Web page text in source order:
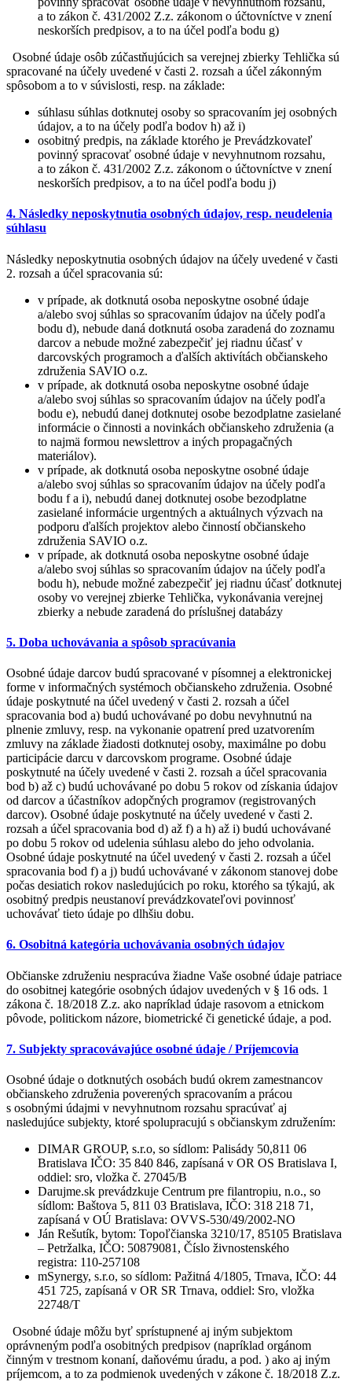
a to zákon č. 431/2002 Z.z. zákonom o účtovníctve v znení
neskorších predpisov, a to na účel podľa bodu g)
Osobné údaje osôb zúčastňujúcich sa verejnej zbierky Tehlička sú
spracované na účely uvedené v časti 2. rozsah a účel zákonným
spôsobom a to v súvislosti, resp. na základe:
súhlasu súhlas dotknutej osoby so spracovaním jej osobných
údajov, a to na účely podľa bodov h) až i)
osobitný predpis, na základe ktorého je Prevádzkovateľ
povinný spracovať osobné údaje v nevyhnutnom rozsahu,
a to zákon č. 431/2002 Z.z. zákonom o účtovníctve v znení
neskorších predpisov, a to na účel podľa bodu j)
4. Následky neposkytnutia osobných údajov, resp. neudelenia
súhlasu
Následky neposkytnutia osobných údajov na účely uvedené v časti
2. rozsah a účel spracovania sú:
v prípade, ak dotknutá osoba neposkytne osobné údaje
a/alebo svoj súhlas so spracovaním údajov na účely podľa
bodu d), nebude daná dotknutá osoba zaradená do zoznamu
darcov a nebude možné zabezpečiť jej riadnu účasť v
darcovských programoch a ďalších aktivítách občianskeho
združenia SAVIO o.z.
v prípade, ak dotknutá osoba neposkytne osobné údaje
a/alebo svoj súhlas so spracovaním údajov na účely podľa
bodu e), nebudú danej dotknutej osobe bezodplatne zasielané
informácie o činnosti a novinkách občianskeho združenia (a
to najmä formou newslettrov a iných propagačných
materiálov).
v prípade, ak dotknutá osoba neposkytne osobné údaje
a/alebo svoj súhlas so spracovaním údajov na účely podľa
bodu f a i), nebudú danej dotknutej osobe bezodplatne
zasielané informácie urgentných a aktuálnych výzvach na
podporu ďalších projektov alebo činností občianskeho
združenia SAVIO o.z.
v prípade, ak dotknutá osoba neposkytne osobné údaje
a/alebo svoj súhlas so spracovaním údajov na účely podľa
bodu h), nebude možné zabezpečiť jej riadnu účasť dotknutej
osoby vo verejnej zbierke Tehlička, vykonávania verejnej
zbierky a nebude zaradená do príslušnej databázy
5. Doba uchovávania a spôsob spracúvania
Osobné údaje darcov budú spracované v písomnej a elektronickej
forme v informačných systémoch občianskeho združenia. Osobné
údaje poskytnuté na účel uvedený v časti 2. rozsah a účel
spracovania bod a) budú uchovávané po dobu nevyhnutnú na
plnenie zmluvy, resp. na vykonanie opatrení pred uzatvorením
zmluvy na základe žiadosti dotknutej osoby, maximálne po dobu
participácie darcu v darcovskom programe. Osobné údaje
poskytnuté na účely uvedené v časti 2. rozsah a účel spracovania
bod b) až c) budú uchovávané po dobu 5 rokov od získania údajov
od darcov a účastníkov adopčných programov (registrovaných
darcov). Osobné údaje poskytnuté na účely uvedené v časti 2.
rozsah a účel spracovania bod d) až f) a h) až i) budú uchovávané
po dobu 5 rokov od udelenia súhlasu alebo do jeho odvolania.
Osobné údaje poskytnuté na účel uvedený v časti 2. rozsah a účel
spracovania bod f) a j) budú uchovávané v zákonom stanovej dobe
počas desiatich rokov nasledujúcich po roku, ktorého sa týkajú, ak
osobitný predpis neustanoví prevádzkovateľovi povinnosť
uchovávať tieto údaje po dlhšiu dobu.
6. Osobitná kategória uchovávania osobných údajov
Občianske združeniu nespracúva žiadne Vaše osobné údaje patriace
do osobitnej kategórie osobných údajov uvedených v § 16 ods. 1
zákona č. 18/2018 Z.z. ako napríklad údaje rasovom a etnickom
pôvode, politickom názore, biometrické či genetické údaje, a pod.
7. Subjekty spracovávajúce osobné údaje / Príjemcovia
Osobné údaje o dotknutých osobách budú okrem zamestnancov
občianskeho združenia poverených spracovaním a prácou
s osobnými údajmi v nevyhnutnom rozsahu spracúvať aj
nasledujúce subjekty, ktoré spolupracujú s občianskym združením:
DIMAR GROUP, s.r.o, so sídlom: Palisády 50,811 06
Bratislava IČO: 35 840 846, zapísaná v OR OS Bratislava I,
oddiel: sro, vložka č. 27045/B
Darujme.sk prevádzkuje Centrum pre filantropiu, n.o., so
sídlom: Baštova 5, 811 03 Bratislava, IČO: 318 218 71,
zapísaná v OÚ Bratislava: OVVS-530/49/2002-NO
Ján Rešutík, bytom: Topoľčianska 3210/17, 85105 Bratislava
– Petržalka, IČO: 50879081, Číslo živnostenského
registra: 110-257108
mSynergy, s.r.o, so sídlom: Pažitná 4/1805, Trnava, IČO: 44
451 725, zapísaná v OR SR Trnava, oddiel: Sro, vložka
22748/T
Osobné údaje môžu byť sprístupnené aj iným subjektom
oprávneným podľa osobitných predpisov (napríklad orgánom
činným v trestnom konaní, daňovému úradu, a pod. ) ako aj iným
príjemcom, a to za podmienok uvedených v zákone č. 18/2018 Z.z.